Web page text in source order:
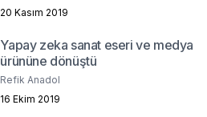
20 Kasım 2019
Yapay zeka sanat eseri ve medya
ürününe dönüştü
Refik Anadol
16 Ekim 2019